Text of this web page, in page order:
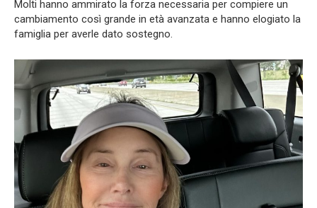
Molti hanno ammirato la forza necessaria per compiere un
cambiamento così grande in età avanzata e hanno elogiato la
famiglia per averle dato sostegno.